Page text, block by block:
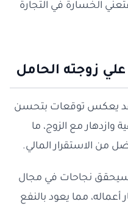
الخسارة في التجارة
زوجته الحامل
قد يعكس توقعات بتحسن
مع الزوج، ما
من الاستقرار المالي.
سيحقق نجاحات في مجال
أعماله، مما يعود بالنفع